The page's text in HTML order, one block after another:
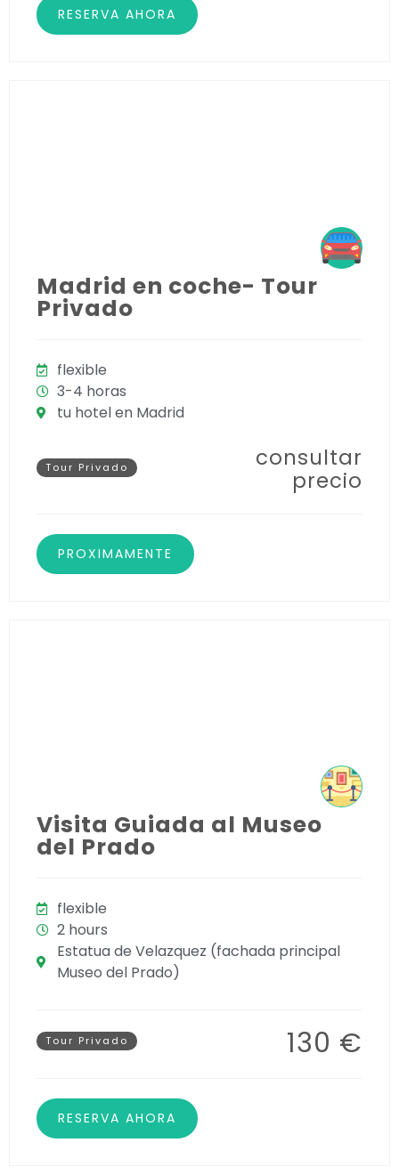
RESERVA AHORA
Madrid en coche- Tour
Privado
flexible
3-4 horas
tu hotel en Madrid
Tour Privado
consultar
precio
PROXIMAMENTE
Visita Guiada al Museo
del Prado
flexible
2 hours
Estatua de Velazquez (fachada principal
Museo del Prado)
Tour Privado 130 €
RESERVA AHORA